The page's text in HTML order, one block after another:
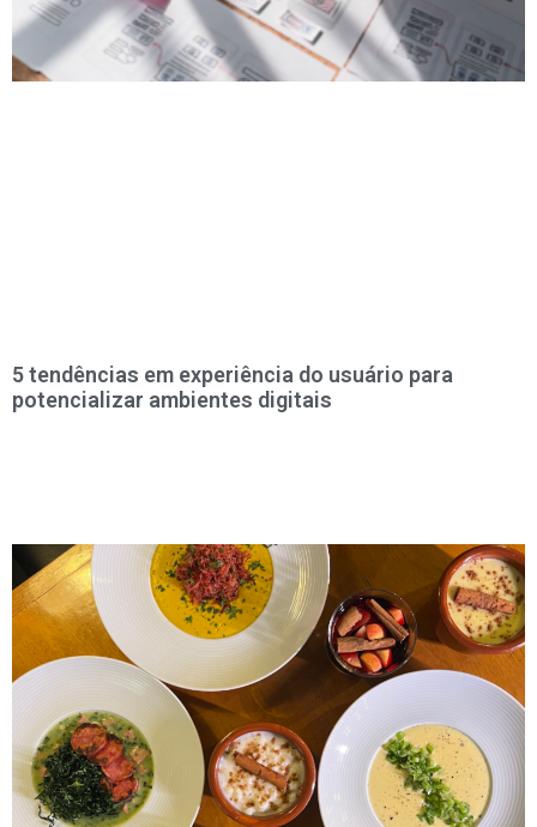
5 tendências em experiência do usuário para
potencializar ambientes digitais